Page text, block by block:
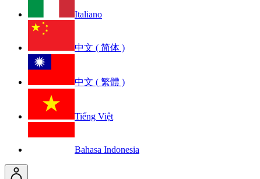
Italiano
中文 ( 简体 )
中文 ( 繁體 )
Tiếng Việt
Bahasa Indonesia